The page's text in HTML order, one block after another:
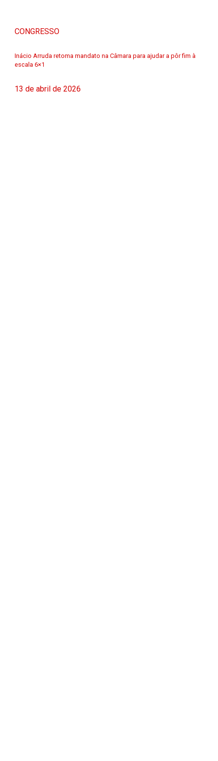
CONGRESSO
Inácio Arruda retoma mandato na Câmara para ajudar a pôr fim à
escala 6×1
13 de abril de 2026